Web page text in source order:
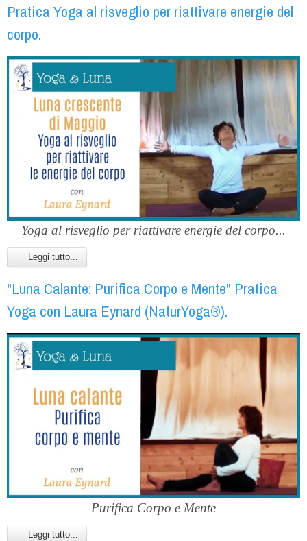
Pratica Yoga al risveglio per riattivare energie del
corpo.
Yoga al risveglio per riattivare energie del corpo...
Leggi tutto...
"Luna Calante: Purifica Corpo e Mente" Pratica
Yoga con Laura Eynard (NaturYoga®).
Purifica Corpo e Mente
Leggi tutto...